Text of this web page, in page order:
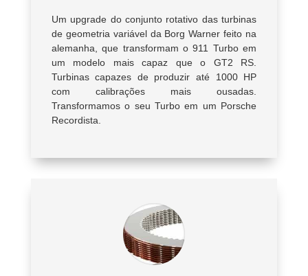
Um upgrade do conjunto rotativo das turbinas
de geometria variável da Borg Warner feito na
alemanha, que transformam o 911 Turbo em
um modelo mais capaz que o GT2 RS.
Turbinas capazes de produzir até 1000 HP
com calibrações mais ousadas.
Transformamos o seu Turbo em um Porsche
Recordista.